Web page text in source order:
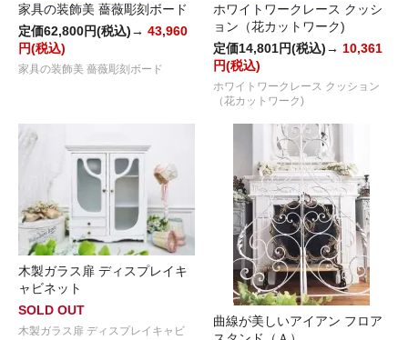
家具の装飾美 薔薇彫刻ボード
定価62,800円(税込)→ 43,960
円(税込)
家具の装飾美 薔薇彫刻ボード
ホワイトワークレース クッシ
ョン（花カットワーク)
定価14,801円(税込)→ 10,361
円(税込)
ホワイトワークレース クッション
（花カットワーク)
木製ガラス扉 ディスプレイキ
ャビネット
SOLD OUT
木製ガラス扉 ディスプレイキャビ
曲線が美しいアイアン フロア